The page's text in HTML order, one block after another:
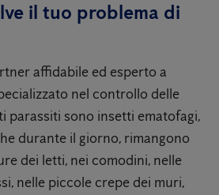
il tuo problema di
affidabile ed esperto a
nel controllo delle
parassiti sono insetti ematofagi,
durante il giorno, rimangono
dei letti, nei comodini, nelle
nelle piccole crepe dei muri,